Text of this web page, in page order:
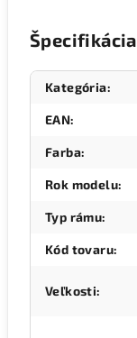
Špecifikácia
Kategória:
EAN:
Farba:
Rok modelu:
Typ rámu:
Kód tovaru:
Veľkosti: